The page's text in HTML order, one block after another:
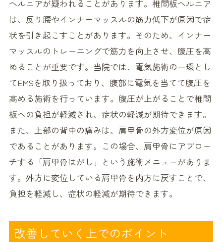
ヘルニアが疑われることがあります。椎間板ヘルニア
は、反り腰やインナーマッスルの筋力低下が原因で症
状を引き起こすことがあります。そのため、インナー
マッスルのトレーニングで筋力を向上させ、腹圧を高
めることが重要です。当院では、電気施術の一環とし
てEMSを取り扱っており、腹部に電気を当てて腹圧を
高める施術を行っています。腹圧が上がることで椎間
板への負担が軽減され、症状の軽減が期待できます。
また、上部の背中の痛みは、肩甲骨の外方変位が原因
であることがあります。この場合、肩甲骨にアプロー
チする「肩甲骨はがし」という施術メニューがありま
す。外方に変位している肩甲骨を内方に戻すことで、
負担を軽減し、症状の軽減が期待できます。
改善していく上でのポイント